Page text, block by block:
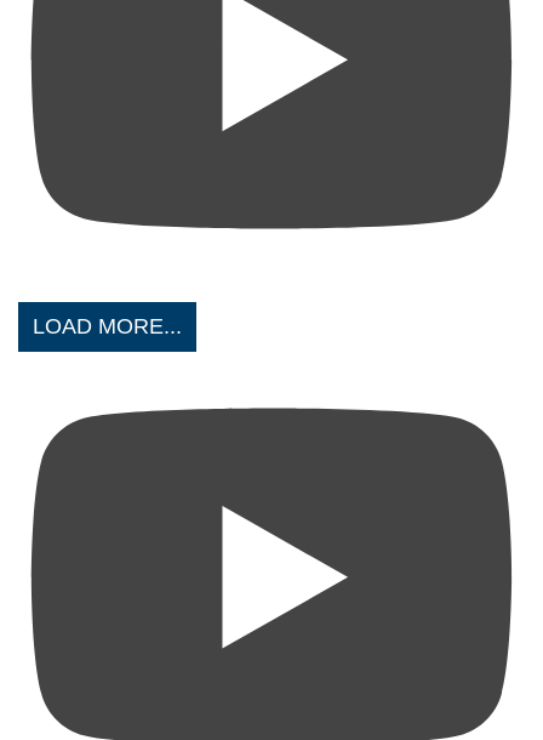
LOAD MORE...